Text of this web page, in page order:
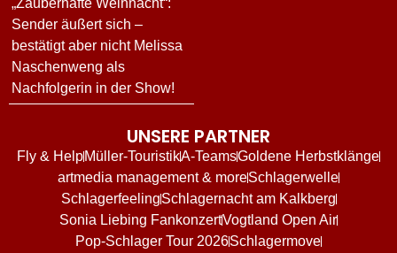
Sender äußert sich –
bestätigt aber nicht Melissa
Naschenweng als
Nachfolgerin in der Show!
UNSERE PARTNER
Fly & HelpMüller-TouristikA-TeamsGoldene Herbstklänge
artmedia management & moreSchlagerwelle
SchlagerfeelingSchlagernacht am Kalkberg
Sonia Liebing FankonzertVogtland Open Air
Pop-Schlager Tour 2026Schlagermove